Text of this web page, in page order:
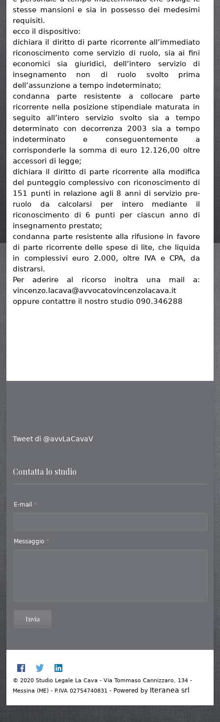
stesse mansioni e sia in possesso dei medesimi
requisiti.
ecco il dispositivo:
dichiara il diritto di parte ricorrente all’immediato
riconoscimento come servizio di ruolo, sia ai fini
economici sia giuridici, dell’intero servizio di
insegnamento non di ruolo svolto prima
dell’assunzione a tempo indeterminato;
condanna parte resistente a collocare parte
ricorrente nella posizione stipendiale maturata in
seguito all’intero servizio svolto sia a tempo
determinato con decorrenza 2003 sia a tempo
indeterminato e conseguentemente a
corrisponderle la somma di euro 12.126,00 oltre
accessori di legge;
dichiara il diritto di parte ricorrente alla modifica
del punteggio complessivo con riconoscimento di
151 punti in relazione agli 8 anni di servizio pre-
ruolo da calcolarsi per intero mediante il
riconoscimento di 6 punti per ciascun anno di
insegnamento prestato;
condanna parte resistente alla rifusione in favore
di parte ricorrente delle spese di lite, che liquida
in complessivi euro 2.000, oltre IVA e CPA, da
distrarsi.
Per aderire al ricorso inoltra una mail a:
vincenzo.lacava@avvocatovincenzolacava.it
oppure contattre il nostro studio 090.346288
Tweet di @avvLaCavaV
Contatta lo studio
E-mail *
Messaggio *
Invia
© 2020 Studio Legale La Cava - Via Tommaso Cannizzaro, 134 -
Messina (ME) - P.IVA 02754740831 - Powered by Iteranea srl